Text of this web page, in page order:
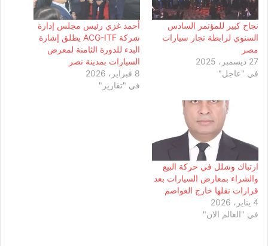
نجاح كبير للمؤتمر السادس
السنوي لرابطة تجار سيارات
مصر
27 ديسمبر، 2025
في "عاجل"
أحمد غزي رئيس مجلس إدارة
شركة ACG-ITF يطلق إشارة
البدء للدورة الثامنة لمعرض
السيارات بمدينة نصر
8 فبراير، 2026
في "تقارير"
ارتباك وشلل في حركة البيع
والشراء بمعارض السيارات بعد
قرارات نقلها خارج العواصم
4 يناير، 2026
في "العالم الان"